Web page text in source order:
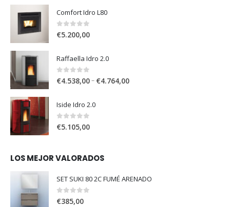
Comfort Idro L80
0out of 5
€5.200,00
Raffaella Idro 2.0
0 out of 5
€4.538,00– €4.764,00
Iside Idro 2.0
0out of 5
€5.105,00
LOS MEJOR VALORADOS
SET SUKI 80 2C FUMÉ ARENADO
0out of 5
€385,00